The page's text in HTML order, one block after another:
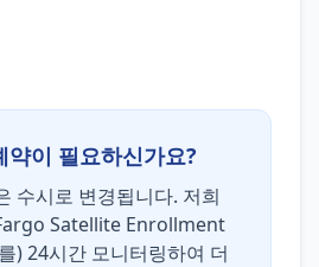
약이 필요하신가요?
수시로 변경됩니다. 저희
Satellite Enrollment
) 24시간 모니터링하여 더